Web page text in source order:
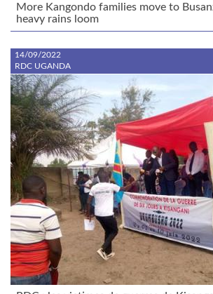
More Kangondo families move to
heavy rains loom
14/09/2022
RDC UGANDA